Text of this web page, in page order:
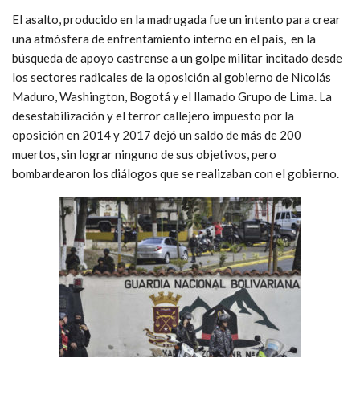
El asalto, producido en la madrugada fue un intento para crear
una atmósfera de enfrentamiento interno en el país, en la
búsqueda de apoyo castrense a un golpe militar incitado desde
los sectores radicales de la oposición al gobierno de Nicolás
Maduro, Washington, Bogotá y el llamado Grupo de Lima. La
desestabilización y el terror callejero impuesto por la
oposición en 2014 y 2017 dejó un saldo de más de 200
muertos, sin lograr ninguno de sus objetivos, pero
bombardearon los diálogos que se realizaban con el gobierno.